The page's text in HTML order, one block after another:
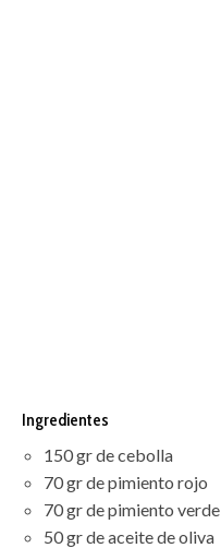
Ingredientes
150 gr de cebolla
70 gr de pimiento rojo
70 gr de pimiento verde
50 gr de aceite de oliva